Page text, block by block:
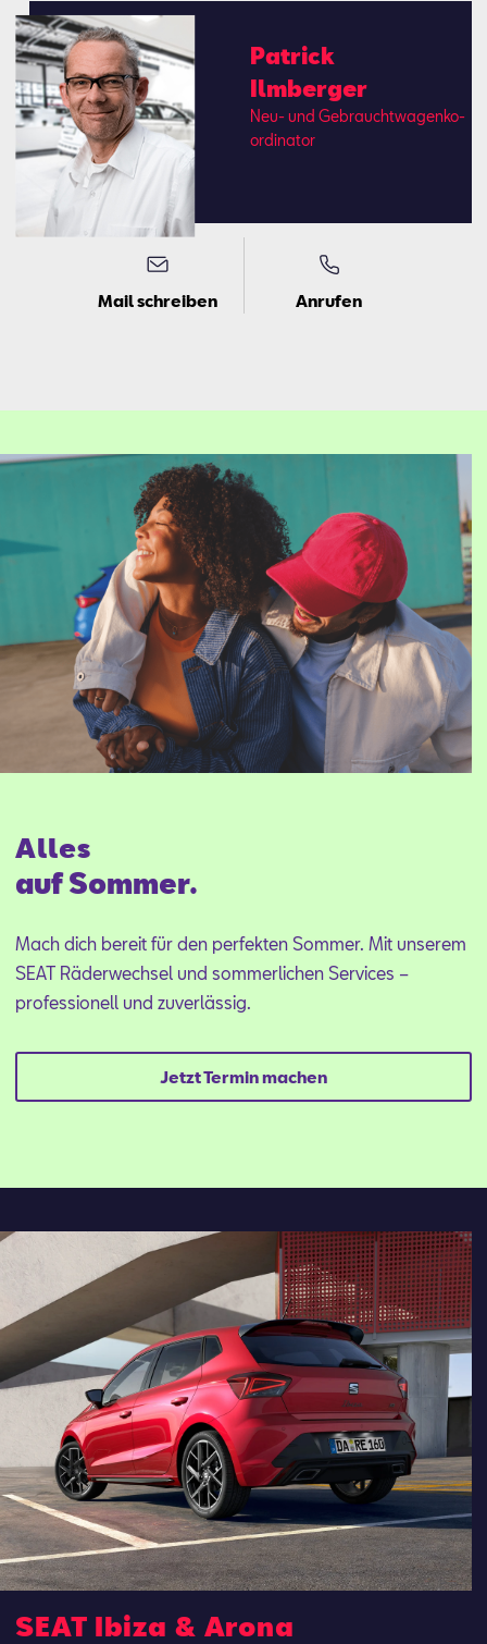
Pa­trick
Ilm­ber­ger
Neu- und Ge­braucht­wa­gen­ko­
or­di­na­tor
Mail schreiben Anrufen
Alles
auf Sommer.
Mach dich bereit für den perfekten Sommer. Mit unserem
SEAT Räderwechsel und sommerlichen Services –
professionell und zuverlässig.
Jetzt Termin machen
SEAT Ibiza & Arona